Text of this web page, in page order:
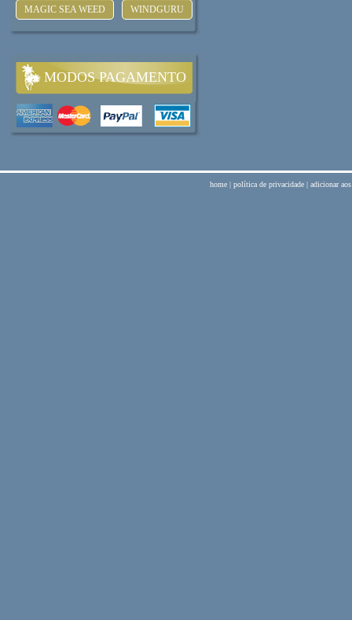
MAGIC SEA WEED WINDGURU
MODOS PAGAMENTO
home | política de privacidade | adicionar